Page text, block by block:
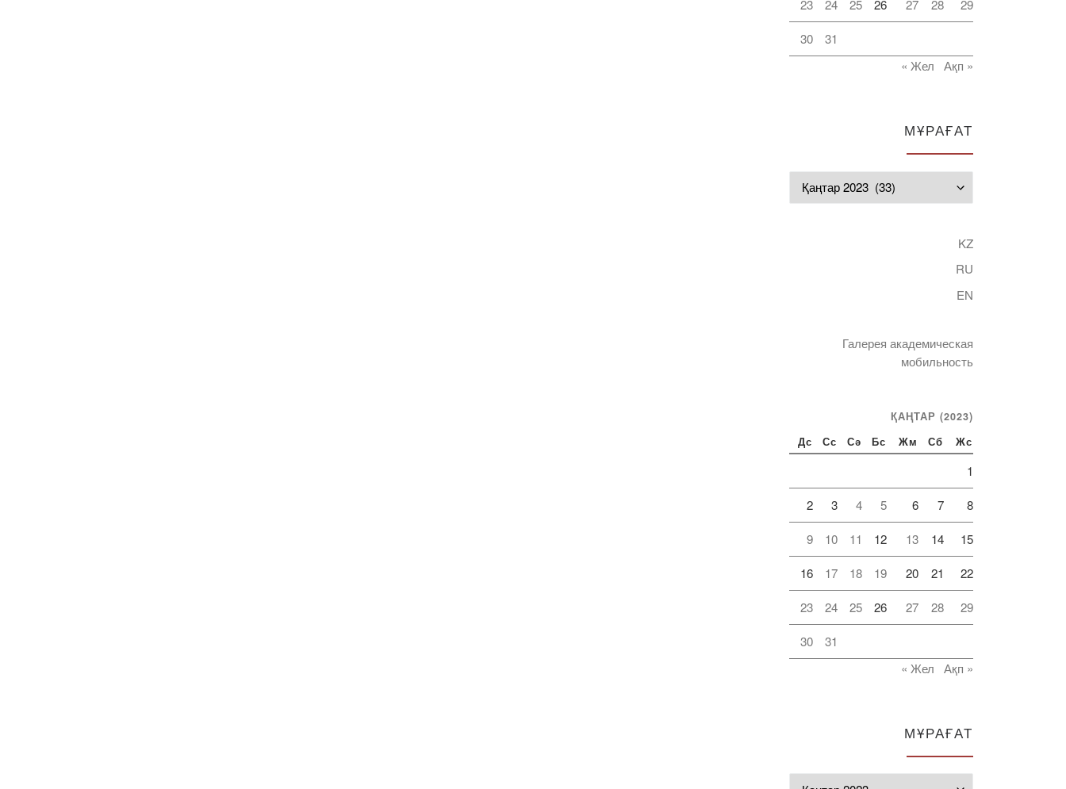
23 24 25 26 27 28 29
30
31
« Жел
Ақп »
МҰРАҒАТ
KZ
RU
EN
Галерея академическая
мобильность
ҚАҢТАР (2023)
Дс Сс Сә Бс Жм Сб Жс
1
2 3 4 5 6 7 8
9 10 11 12 13 14 15
16 17 18 19 20 21 22
23 24 25 26 27 28 29
30
31
« Жел
Ақп »
МҰРАҒАТ